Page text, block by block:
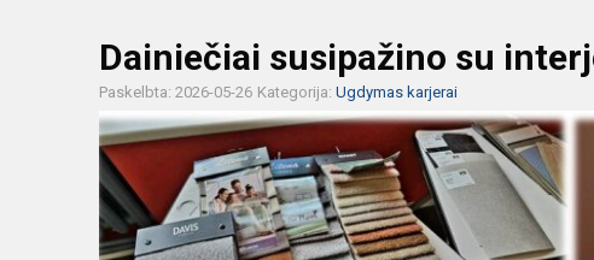
Dainiečiai susipažino su
Paskelbta: 2026-05-26 Kategorija: Ugdymas karjerai